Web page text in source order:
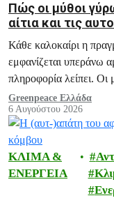
Πώς οι μύθοι
αίτια και τις
Κάθε καλοκαίρι η
εμφανίζεται υπεράνω
πληροφορία λείπει. Οι
ξεδιάλυμά τους
Greenpeace Ελλάδα
6 Αυγούστου 2026
ΚΛΙΜΑ &
ΕΝΕΡΓΕΙΑ